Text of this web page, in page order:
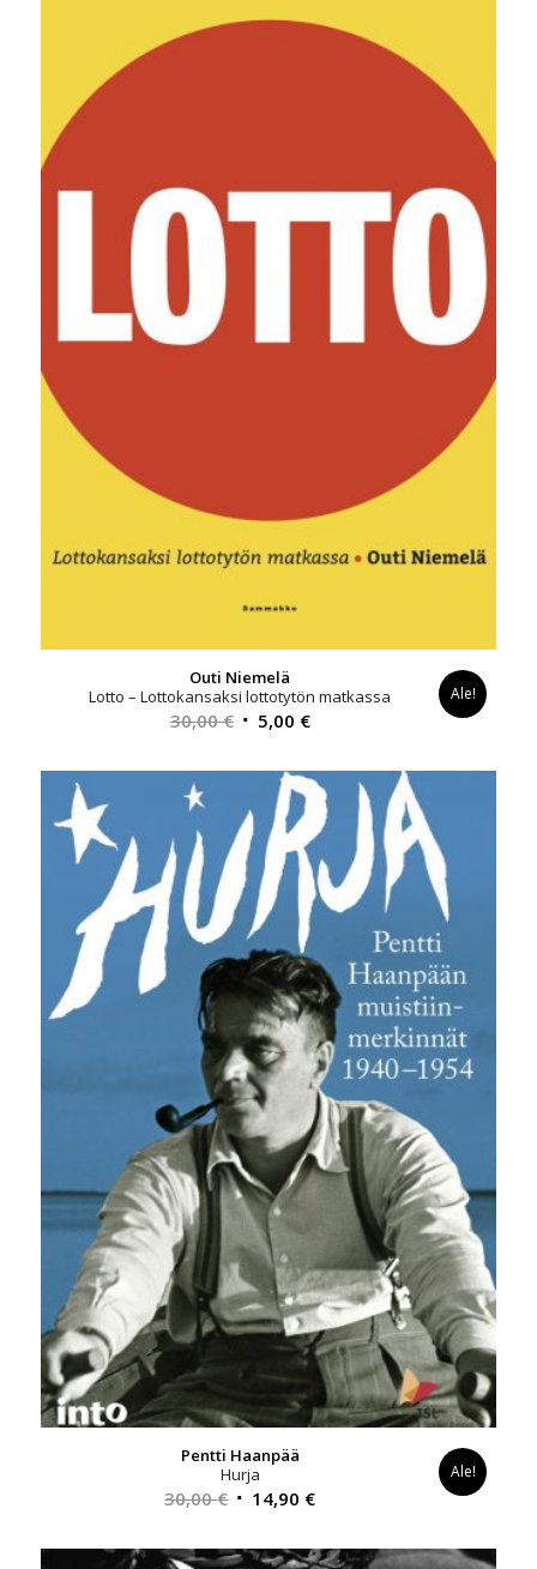
18,00 €. 13,90 €.
Outi Niemelä
Lotto – Lottokansaksi lottotytön matkassa
30,00€ Alkuperäinen
oli:
30,00 €.
5,00 €Nykyinen
on:
5,00 €.
Ale!
Pentti Haanpää
Hurja
30,00€ Alkuperäinen
oli:
14,90 €Nykyinen
on:
Ale!